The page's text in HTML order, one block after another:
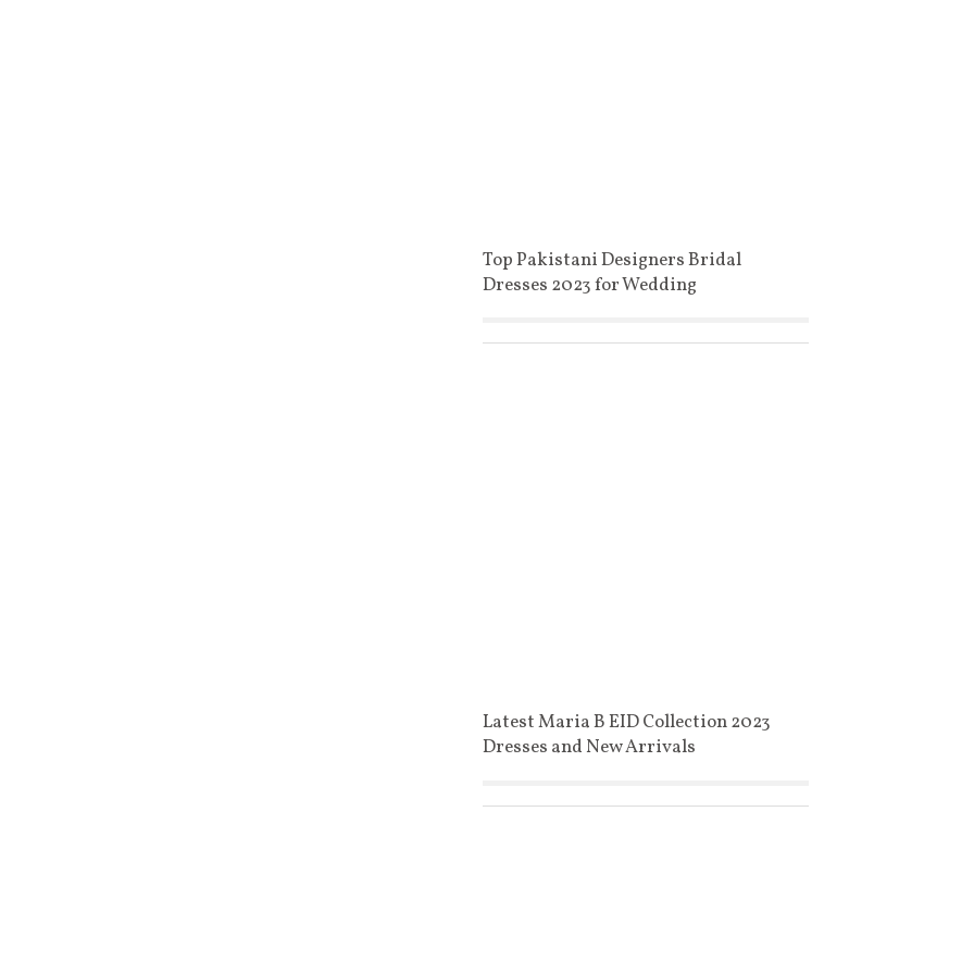
Top Pakistani Designers Bridal
Dresses 2023 for Wedding
Latest Maria B EID Collection 2023
Dresses and New Arrivals